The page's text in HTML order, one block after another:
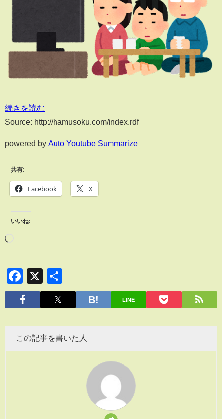
続きを読む
Source: http://hamusoku.com/index.rdf
powered by Auto Youtube Summarize
共有:
Facebook X
いいね:
Facebook
X
有
LINE
この記事を書いた人